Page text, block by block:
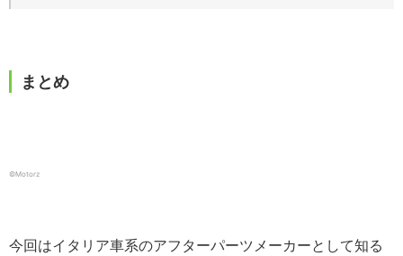
まとめ
©️Motorz
今回はイタリア車系のアフターパーツメーカーとして知る